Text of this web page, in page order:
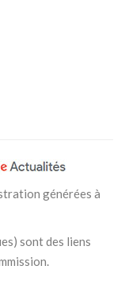
générées à
sont des liens